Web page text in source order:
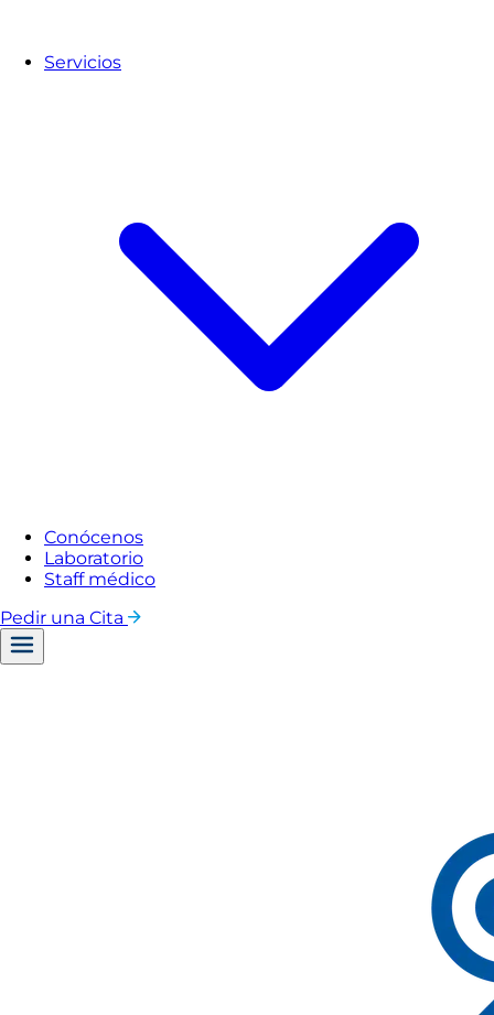
Servicios
Conócenos
Laboratorio
Staff médico
Pedir una Cita